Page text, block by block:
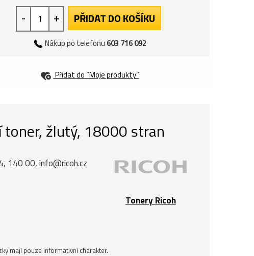
- + PŘIDAT DO KOŠÍKU
Nákup po telefonu 603 716 092
Přidat do “Moje produkty”
žlutý, 18000 stran
Tonery Ricoh
140 00, info@ricoh.cz
mají pouze informativní charakter.